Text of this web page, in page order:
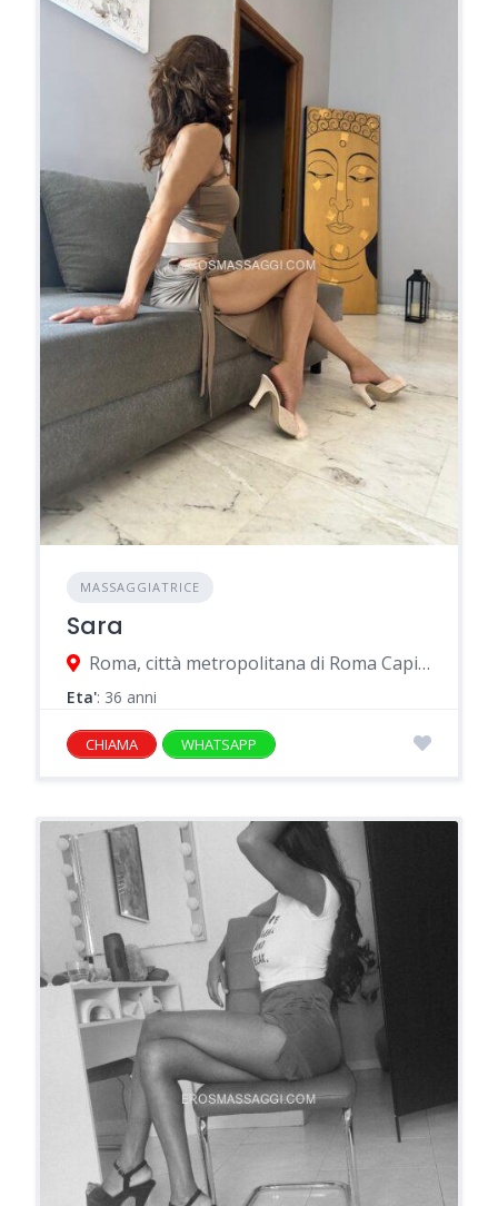
MASSAGGIATRICE
Sara
Roma, città metropolitana di Roma Capitale, Italia
Eta': 36 anni
CHIAMA WHATSAPP